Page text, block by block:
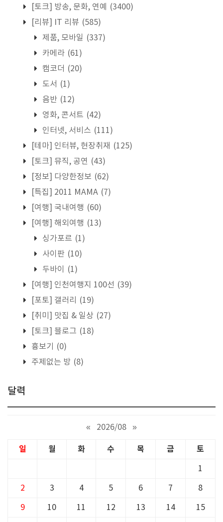
[토크] 방송, 문화, 연예
(3400)
[리뷰] IT 리뷰 (585)
제품, 모바일 (337)
카메라 (61)
캠코더 (20)
도서 (1)
음반 (12)
영화, 콘서트 (42)
인터넷, 서비스 (111)
[테마] 인터뷰, 현장취재 (125)
[토크] 뮤직, 공연 (43)
[정보] 다양한정보 (62)
[특집] 2011 MAMA (7)
[여행] 국내여행 (60)
[여행] 해외여행 (13)
싱가포르 (1)
사이판 (10)
두바이
(1)
[여행] 인천여행지 100선 (39)
[포토] 갤러리
(19)
[취미] 맛집 & 일상 (27)
[토크] 블로그 (18)
흉보기
(0)
주제없는 방 (8)
달력
« 2026/08 »
일 월 화 수 목 금 토
1
2 3 4 5 6 7 8
9 10 11 12 13 14 15